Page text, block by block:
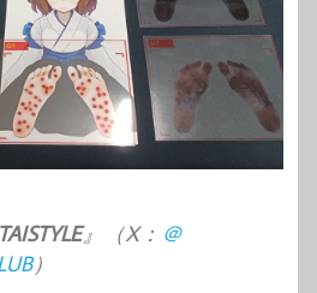
』（X： ＠
）